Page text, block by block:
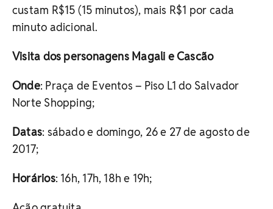
custam R$15 (15 minutos), mais R$1 por cada
minuto adicional.
Visita dos personagens Magali e Cascão
Onde: Praça de Eventos – Piso L1 do Salvador
Norte Shopping;
Datas: sábado e domingo, 26 e 27 de agosto de
2017;
Horários: 16h, 17h, 18h e 19h;